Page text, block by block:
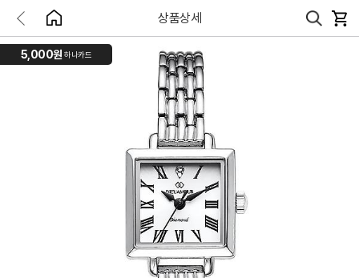
상품상세
5,000원 하나카드